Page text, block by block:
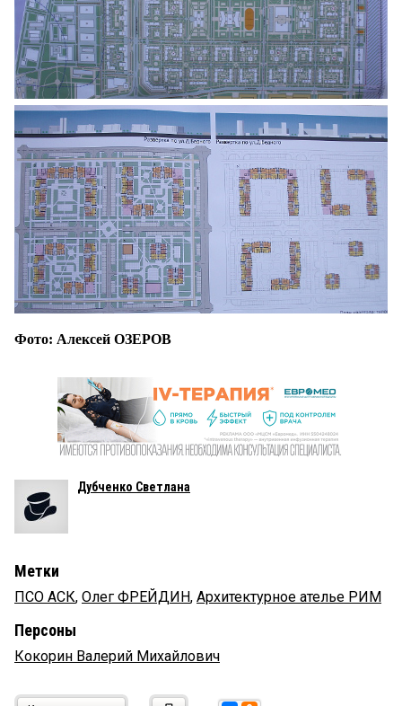
Фото: Алексей ОЗЕРОВ
Дубченко Светлана
Метки
ПСО АСК, Олег ФРЕЙДИН, Архитектурное ателье РИМ
Персоны
Кокорин Валерий Михайлович